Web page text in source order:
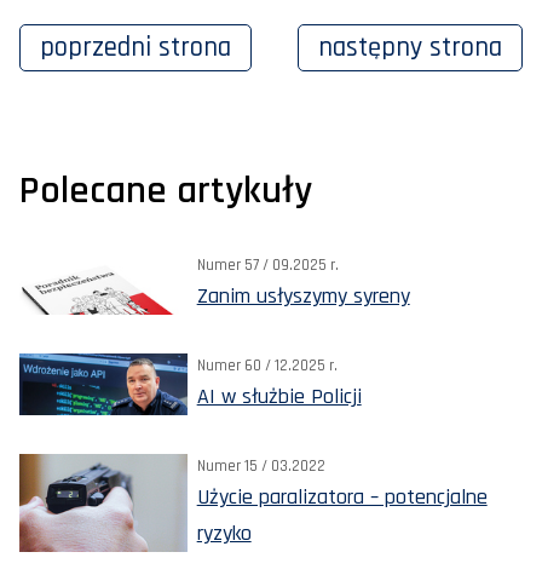
poprzedni strona następny strona
Polecane artykuły
Numer 57 / 09.2025 r.
Zanim usłyszymy syreny
Numer 60 / 12.2025 r.
AI w służbie Policji
Numer 15 / 03.2022
Użycie paralizatora – potencjalne
ryzyko